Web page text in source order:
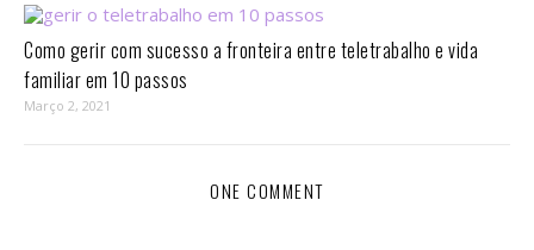
Como gerir com sucesso a fronteira entre teletrabalho e vida
familiar em 10 passos⁣
Março 2, 2021
ONE COMMENT